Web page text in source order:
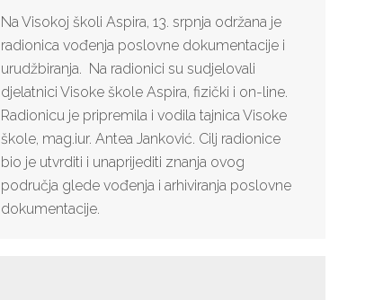
Na Visokoj školi Aspira, 13. srpnja održana je
radionica vođenja poslovne dokumentacije i
urudžbiranja. Na radionici su sudjelovali
djelatnici Visoke škole Aspira, fizički i on-line.
Radionicu je pripremila i vodila tajnica Visoke
škole, mag.iur. Antea Janković. Cilj radionice
bio je utvrditi i unaprijediti znanja ovog
područja glede vođenja i arhiviranja poslovne
dokumentacije.